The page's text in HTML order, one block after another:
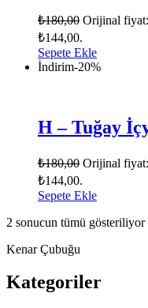
₺180,00 Orijinal
₺144,00.
Sepete Ekle
İndirim-20%
H – Tuğay
₺180,00 Orijinal
₺144,00.
Sepete Ekle
2 sonucun tümü gösteriliyor
Kenar Çubuğu
Kategoriler